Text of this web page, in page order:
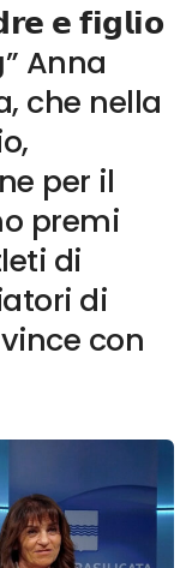
𝗲 𝗳𝗶𝗴𝗹𝗶𝗼
Anna
che nella
per il
premi
di
di
con